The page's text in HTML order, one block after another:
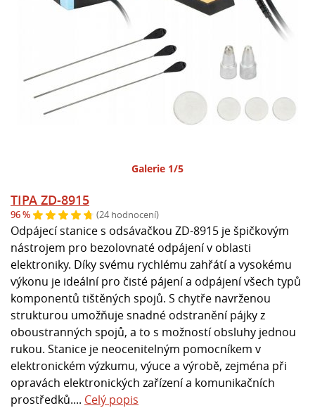
Galerie 1/5
TIPA ZD-8915
96 % (24 hodnocení)
Odpájecí stanice s odsávačkou ZD-8915 je špičkovým
nástrojem pro bezolovnaté odpájení v oblasti
elektroniky. Díky svému rychlému zahřátí a vysokému
výkonu je ideální pro čisté pájení a odpájení všech typů
komponentů tištěných spojů. S chytře navrženou
strukturou umožňuje snadné odstranění pájky z
oboustranných spojů, a to s možností obsluhy jednou
rukou. Stanice je neocenitelným pomocníkem v
elektronickém výzkumu, výuce a výrobě, zejména při
opravách elektronických zařízení a komunikačních
prostředků.... Celý popis